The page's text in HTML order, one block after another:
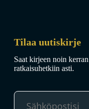
Tilaa uutiskirje
Saat kirjeen noin
ratkaisuhetkiin asti.